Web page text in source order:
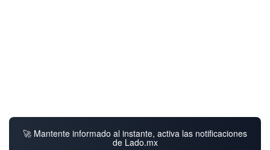
🚀 Mantente informado al instante, activa las notificaciones
de Lado.mx